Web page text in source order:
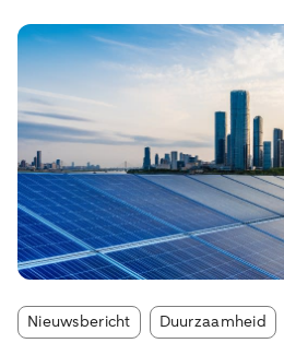
Nieuwsbericht Article tags:
Duurzaamheid